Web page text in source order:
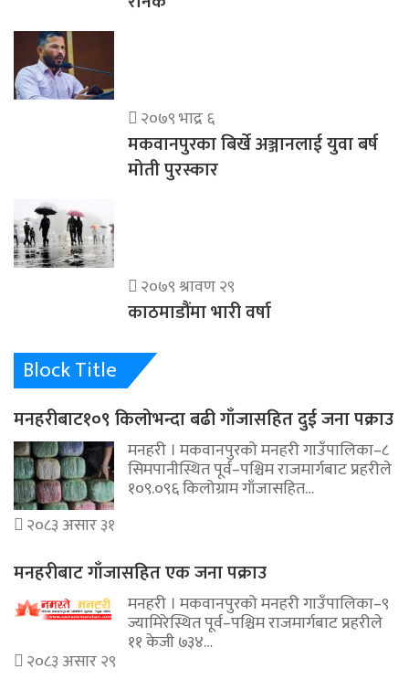
२०७९ भाद्र ६
मकवानपुरका बिर्खे अञ्जानलाई युवा बर्ष
मोती पुरस्कार
२०७९ श्रावण २९
काठमाडौंमा भारी वर्षा
Block Title
मनहरीबाट१०९ किलोभन्दा बढी गाँजासहित दुई जना पक्राउ
मनहरी । मकवानपुरको मनहरी गाउँपालिका–८
सिमपानीस्थित पूर्व–पश्चिम राजमार्गबाट प्रहरीले
१०९.०९६ किलोग्राम गाँजासहित…
२०८३ असार ३१
मनहरीबाट गाँजासहित एक जना पक्राउ
मनहरी । मकवानपुरको मनहरी गाउँपालिका–९
ज्यामिरेस्थित पूर्व–पश्चिम राजमार्गबाट प्रहरीले
११ केजी ७३४…
२०८३ असार २९